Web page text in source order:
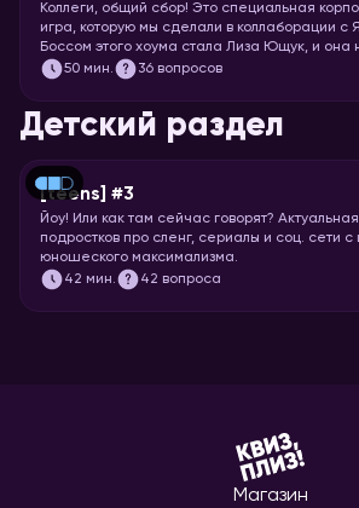
Коллеги, общий сбор! Это специальная
игра, которую мы сделали в коллаборации с
Боссом этого хоума стала Лиза Ющук, и она
когда вы откладываете задачку в долгий
тимбилдиться. Вас ждёт 5 раундов
темы, ответить на которые поможет
Тот случай, когда команда действительно
50 мин. 36 вопросов
Детский раздел
[teens] #3
Йоу! Или как там сейчас говорят?
подростков про сленг, сериалы и соц. сети с
юношеского максимализма.
42 мин. 42 вопроса
Магазин